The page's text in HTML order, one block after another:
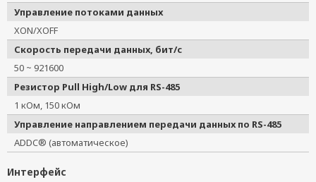
Управление потоками данных
XON/XOFF
Скорость передачи данных, бит/с
50 ~ 921600
Резистор Pull High/Low для RS-485
1 кОм, 150 кОм
Управление направлением передачи данных по RS-485
ADDC® (автоматическое)
Интерфейс